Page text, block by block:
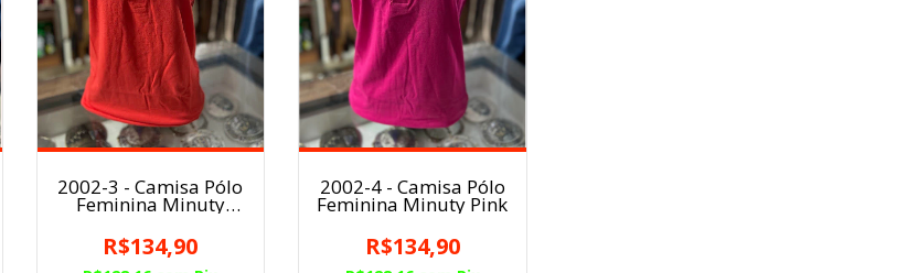
2002-3 - Camisa Pólo
Feminina Minuty
R$134,90
2002-4 - Camisa Pólo
Feminina Minuty Pink
R$134,90